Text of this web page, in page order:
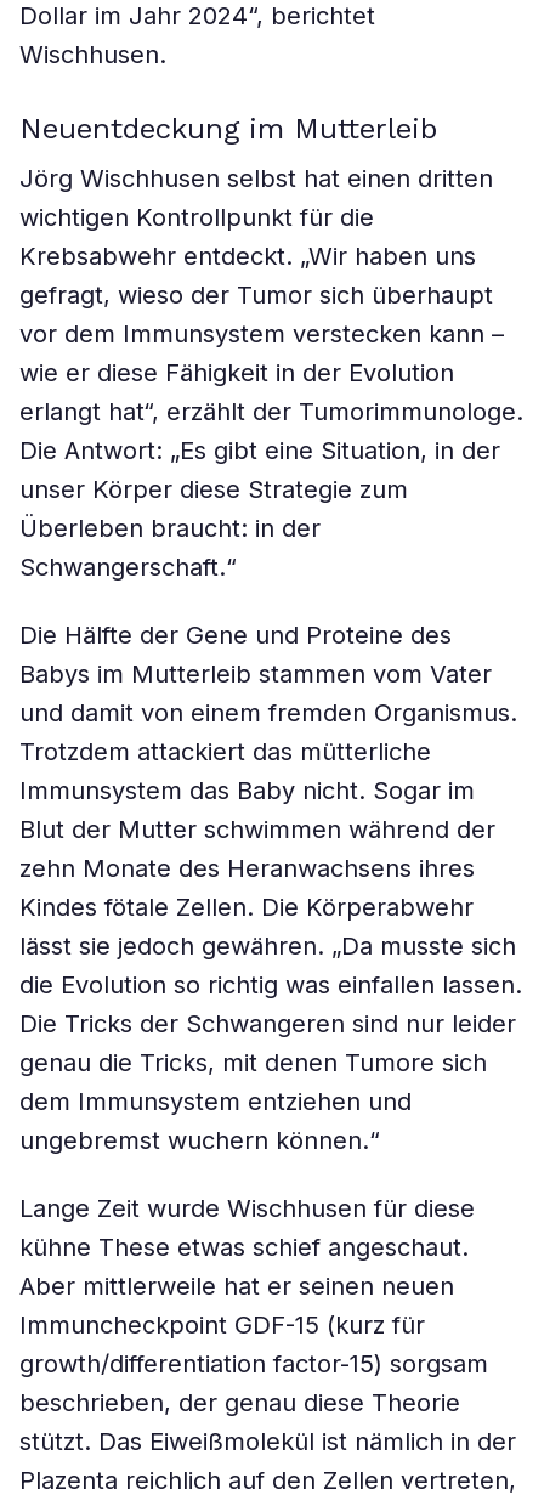
Dollar im Jahr 2024“, berichtet
Wischhusen.
Neuentdeckung im Mutterleib
Jörg Wischhusen selbst hat einen dritten
wichtigen Kontrollpunkt für die
Krebsabwehr entdeckt. „Wir haben uns
gefragt, wieso der Tumor sich überhaupt
vor dem Immunsystem verstecken kann –
wie er diese Fähigkeit in der Evolution
erlangt hat“, erzählt der Tumorimmunologe.
Die Antwort: „Es gibt eine Situation, in der
unser Körper diese Strategie zum
Überleben braucht: in der
Schwangerschaft.“
Die Hälfte der Gene und Proteine des
Babys im Mutterleib stammen vom Vater
und damit von einem fremden Organismus.
Trotzdem attackiert das mütterliche
Immunsystem das Baby nicht. Sogar im
Blut der Mutter schwimmen während der
zehn Monate des Heranwachsens ihres
Kindes fötale Zellen. Die Körperabwehr
lässt sie jedoch gewähren. „Da musste sich
die Evolution so richtig was einfallen lassen.
Die Tricks der Schwangeren sind nur leider
genau die Tricks, mit denen Tumore sich
dem Immunsystem entziehen und
ungebremst wuchern können.“
Lange Zeit wurde Wischhusen für diese
kühne These etwas schief angeschaut.
Aber mittlerweile hat er seinen neuen
Immuncheckpoint GDF-15 (kurz für
growth/differentiation factor-15) sorgsam
beschrieben, der genau diese Theorie
stützt. Das Eiweißmolekül ist nämlich in der
Plazenta reichlich auf den Zellen vertreten,